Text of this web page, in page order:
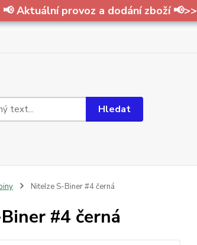
📢 Aktuální provoz a dodání zboží 📢>>
Hledat
NiteIze S-Biner #4 černá
#4 černá